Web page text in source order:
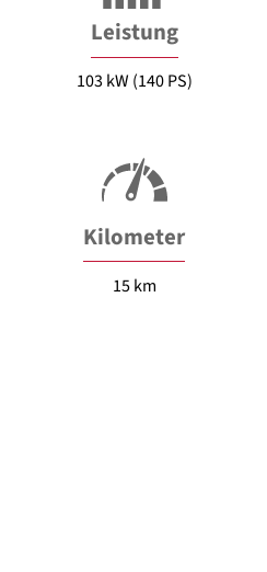
Leistung
103 kW (140 PS)
Kilometer
15 km